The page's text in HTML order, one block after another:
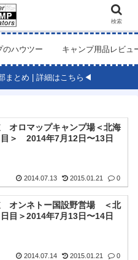
のハウツー キャンプ用品レビュ
まとめ | 詳細はこちら◀
オロマップキャンプ場＜北海
＞ 2014年7月12日〜13日
2014.07.13 2015.01.21 0
オンネトー国設野営場 ＜北
目＞2014年7月13日〜14日
2014.07.14 2015.01.21 0
検索